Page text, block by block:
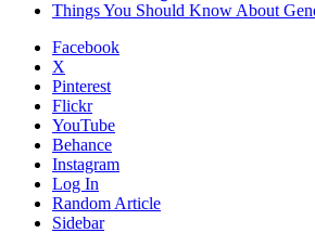
Things You Should Know About
Facebook
X
Pinterest
Flickr
YouTube
Behance
Instagram
Log In
Random Article
Sidebar